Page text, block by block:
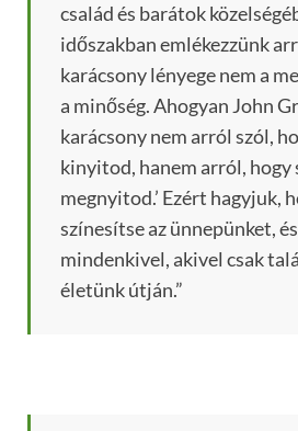
család és barátok
időszakban emlékezzünk
karácsony lényege nem a
a minőség. Ahogyan John
karácsony nem arról szól,
kinyitod, hanem arról, hogy
megnyitod.’ Ezért hagyjuk,
színesítse az ünnepünket,
mindenkivel, akivel csak
életünk útján.”